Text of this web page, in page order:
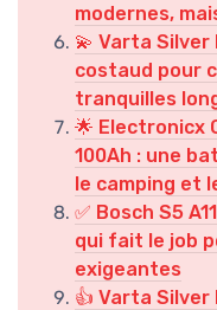
modernes,
💫 Varta
costaud pour
tranquilles
🌟 Electronicx
100Ah : une
le camping et
✅ Bosch S5
qui fait le job
exigeantes
👍 Varta Silver